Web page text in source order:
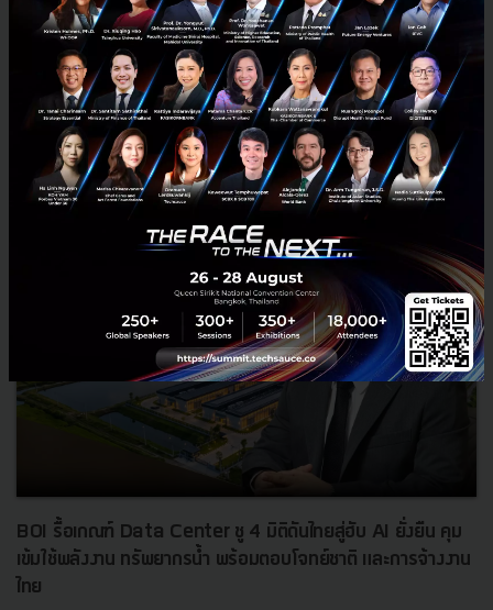
มหาดไทย กล่าวปาฐกถาพิเศษในหัวข้อ “ฝ่าวิกฤติ รับมือระเบียบโลก
ใหม่” ในงาน The INTANIA Forum...
สิงหาคม 6, 2026| By Techsauce Team
0
ประเทศไทย เศรษฐกิจไทย
BOI รื้อเกณฑ์ Data Center ชู 4 มิติดันไทยสู่ฮับ AI ยั่งยืน คุม
เข้มใช้พลังงาน ทรัพยากรน้ำ พร้อมตอบโจทย์ชาติ และการจ้างงาน
ไทย